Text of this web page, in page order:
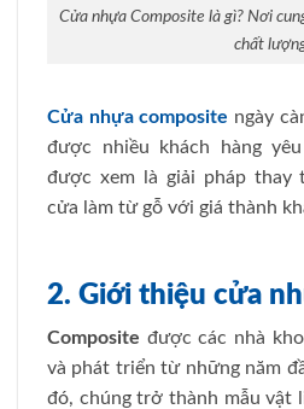
Cửa nhựa Composite là gì? Nơi
chất
Cửa nhựa composite ngày
được nhiều khách hàng
được xem là giải pháp thay
cửa làm từ gỗ với giá thành
2. Giới thiệu cửa
Composite được các nhà
và phát triển từ những năm
đó, chúng trở thành mẫu vật